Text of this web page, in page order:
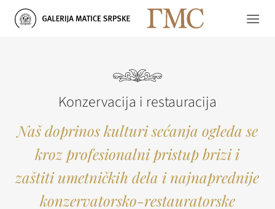
Konzervacija i restauracija
Naš doprinos kulturi sećanja ogleda se
kroz profesionalni pristup brizi i
zaštiti umetničkih dela i najnaprednije
konzervatorsko-restauratorske